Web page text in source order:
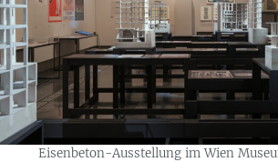
Eisenbeton-Ausstellung im Wien